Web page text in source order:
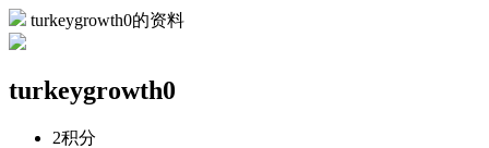
turkeygrowth0的资料
turkeygrowth0
2积分